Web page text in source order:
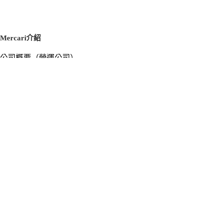
Mercari介紹
公司概要（營運公司）